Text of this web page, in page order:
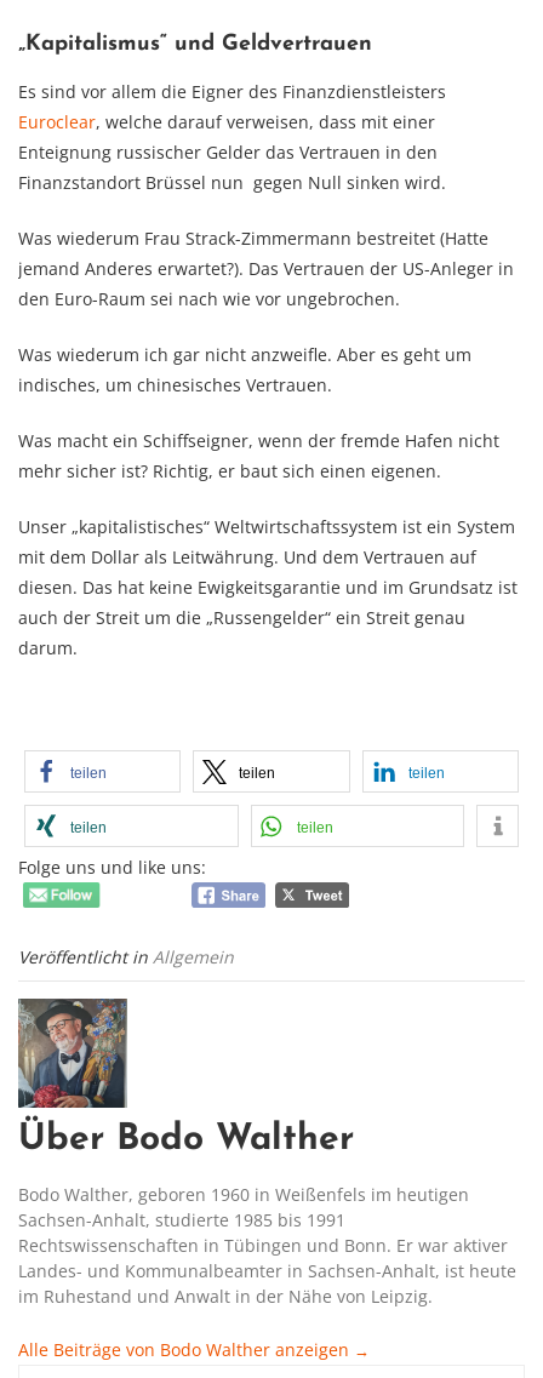
„Kapitalismus“ und Geldvertrauen
Es sind vor allem die Eigner des Finanzdienstleisters
Euroclear, welche darauf verweisen, dass mit einer
Enteignung russischer Gelder das Vertrauen in den
Finanzstandort Brüssel nun gegen Null sinken wird.
Was wiederum Frau Strack-Zimmermann bestreitet (Hatte
jemand Anderes erwartet?). Das Vertrauen der US-Anleger in
den Euro-Raum sei nach wie vor ungebrochen.
Was wiederum ich gar nicht anzweifle. Aber es geht um
indisches, um chinesisches Vertrauen.
Was macht ein Schiffseigner, wenn der fremde Hafen nicht
mehr sicher ist? Richtig, er baut sich einen eigenen.
Unser „kapitalistisches“ Weltwirtschaftssystem ist ein System
mit dem Dollar als Leitwährung. Und dem Vertrauen auf
diesen. Das hat keine Ewigkeitsgarantie und im Grundsatz ist
auch der Streit um die „Russengelder“ ein Streit genau
darum.
teilen teilen teilen
teilen teilen
Folge uns und like uns:
Veröffentlicht in Allgemein
Über Bodo Walther
Bodo Walther, geboren 1960 in Weißenfels im heutigen
Sachsen-Anhalt, studierte 1985 bis 1991
Rechtswissenschaften in Tübingen und Bonn. Er war aktiver
Landes- und Kommunalbeamter in Sachsen-Anhalt, ist heute
im Ruhestand und Anwalt in der Nähe von Leipzig.
Alle Beiträge von Bodo Walther anzeigen →